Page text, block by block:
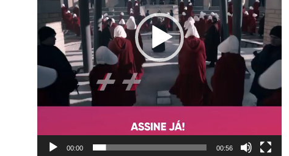
00:00 00:56